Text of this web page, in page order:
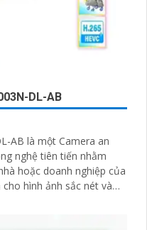
DL-AB
AB là một Camera an
nghệ tiên tiến nhằm
hoặc doanh nghiệp của